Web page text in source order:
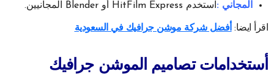
المجاني : استخدم HitFilm Express أو Blender المجانيين.
اقرأ ايضا: أفضل شركة موشن جرافيك في السعودية
أستخدامات تصاميم الموشن جرافيك